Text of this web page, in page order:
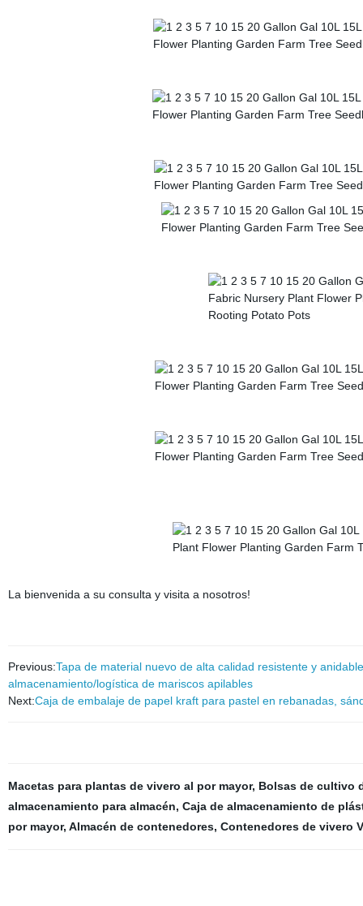
La bienvenida a su consulta y visita a nosotros!
Previous:Tapa de material nuevo de alta calidad resistente y
almacenamiento/logística de mariscos apilables
Next:Caja de embalaje de papel kraft para pastel en rebanadas,
Macetas para plantas de vivero al por mayor, Bolsas de cultivo
almacenamiento para almacén, Caja de almacenamiento de
por mayor, Almacén de contenedores, Contenedores de vivero